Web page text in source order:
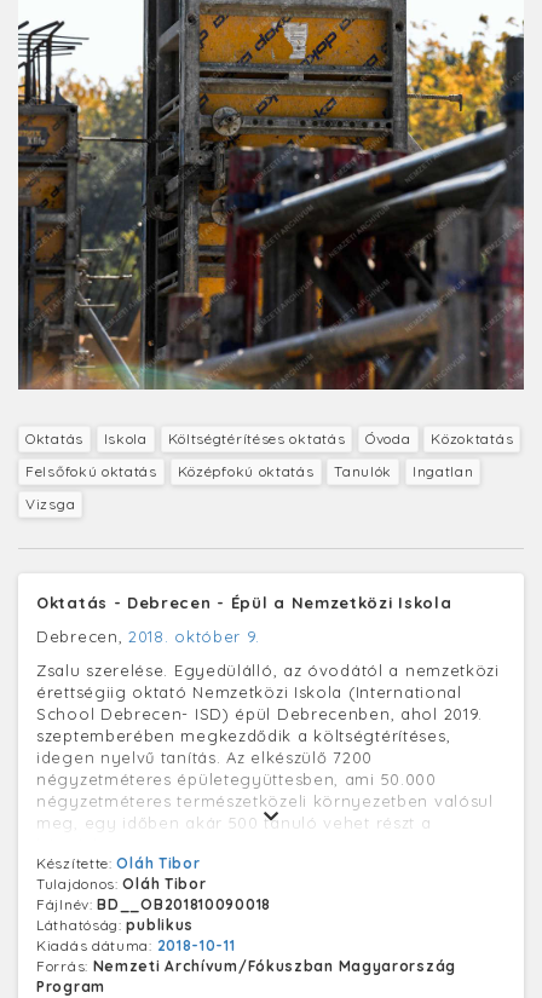
Oktatás Iskola Költségtérítéses oktatás Óvoda
Közoktatás
Felsőfokú oktatás
Középfokú oktatás Tanulók
Ingatlan
Vizsga
Oktatás - Debrecen - Épül a Nemzetközi Iskola
Debrecen, 2018. október 9.
Zsalu szerelése. Egyedülálló, az óvodától a nemzetközi
érettségiig oktató Nemzetközi Iskola (International
School Debrecen- ISD) épül Debrecenben, ahol 2019.
szeptemberében megkezdődik a költségtérítéses,
idegen nyelvű tanítás. Az elkészülő 7200
négyzetméteres épületegyüttesben, ami 50.000
négyzetméteres természetközeli környezetben valósul
meg, egy időben akár 500 tanuló vehet részt a
Készítette:Oláh Tibor
Tulajdonos:Oláh Tibor
Fájlnév:BD__OB201810090018
Láthatóság:publikus
Kiadás dátuma: 2018-10-11
Forrás: Nemzeti Archívum/Fókuszban Magyarország
Program